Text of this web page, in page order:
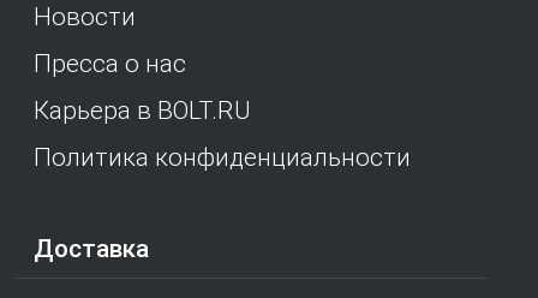
Новости
Пресса о нас
Карьера в BOLT.RU
Политика конфиденциальности
Доставка